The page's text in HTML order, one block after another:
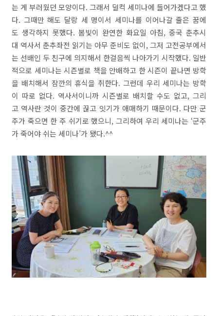
는 게 부러웠던 모양이다. 그래서 덜컥 세미나에 들어가겠다고 했
다. 그때만 해도 달랑 세 명이서 세미나를 이어나갈 줄은 꿈에
도 생각하지 못했다. 봄빛이 완연한 화요일 아침, 중국 춘추시
대 역사서 춘추좌전 읽기는 아무 준비도 없이, 그저 고전공부에서
는 선배인 두 친구에 의지해서 한걸음씩 나아가기 시작했다. 일반
적으로 세미나는 시즌별로 책을 안배하고 한 시즌이 끝나면 방학
을 배치해서 잠깐의 휴식을 취한다. 그런데 우리 세미나는 방학
이 따로 없다. 역사서이니까 시즌별로 배치할 수도 없고, 그리
고 역사란 것이 중간에 끊고 잇기가 애매하기 때문이다. 다만 군
주가 죽으면 한 주 쉬기로 했으니, 그리하여 우리 세미나는 ‘군주
가 죽어야 쉬는 세미나’가 됐다.^^